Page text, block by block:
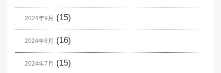
2024年9月 (15)
2024年8月 (16)
2024年7月 (15)